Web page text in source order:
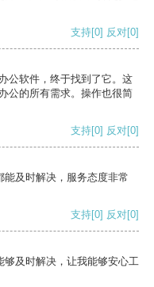
支持[0] 反对[0]
公软件，终于找到了它。这
公的所有需求。操作也很简
支持[0] 反对[0]
及时解决，服务态度非常
支持[0] 反对[0]
够及时解决，让我能够安心工